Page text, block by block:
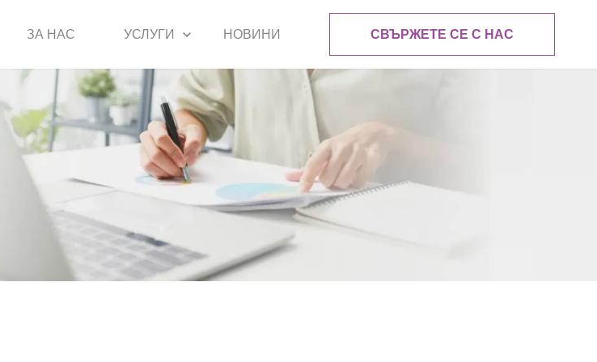
ЗА НАС УСЛУГИ НОВИНИ СВЪРЖЕТЕ СЕ С НАС